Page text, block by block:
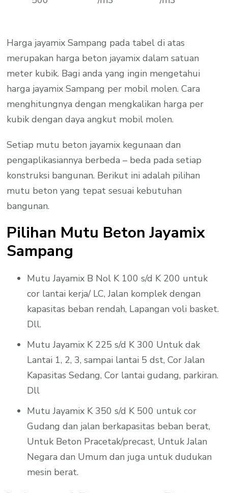
Harga jayamix Sampang pada tabel di atas
merupakan harga beton jayamix dalam satuan
meter kubik. Bagi anda yang ingin mengetahui
harga jayamix Sampang per mobil molen. Cara
menghitungnya dengan mengkalikan harga per
kubik dengan daya angkut mobil molen.
Setiap mutu beton jayamix kegunaan dan
pengaplikasiannya berbeda – beda pada setiap
konstruksi bangunan. Berikut ini adalah pilihan
mutu beton yang tepat sesuai kebutuhan
bangunan.
Pilihan Mutu Beton Jayamix
Sampang
Mutu Jayamix B Nol K 100 s/d K 200 untuk
cor lantai kerja/ LC, Jalan komplek dengan
kapasitas beban rendah, Lapangan voli basket.
Dll.
Mutu Jayamix K 225 s/d K 300 Untuk dak
Lantai 1, 2, 3, sampai lantai 5 dst, Cor Jalan
Kapasitas Sedang, Cor lantai gudang, parkiran.
Dll
Mutu Jayamix K 350 s/d K 500 untuk cor
Gudang dan jalan berkapasitas beban berat,
Untuk Beton Pracetak/precast, Untuk Jalan
Negara dan Umum dan juga untuk dudukan
mesin berat.